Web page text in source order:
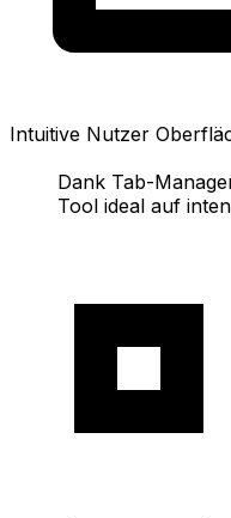
Intuitive Nutzer
Dank Tab-
Tool ideal auf